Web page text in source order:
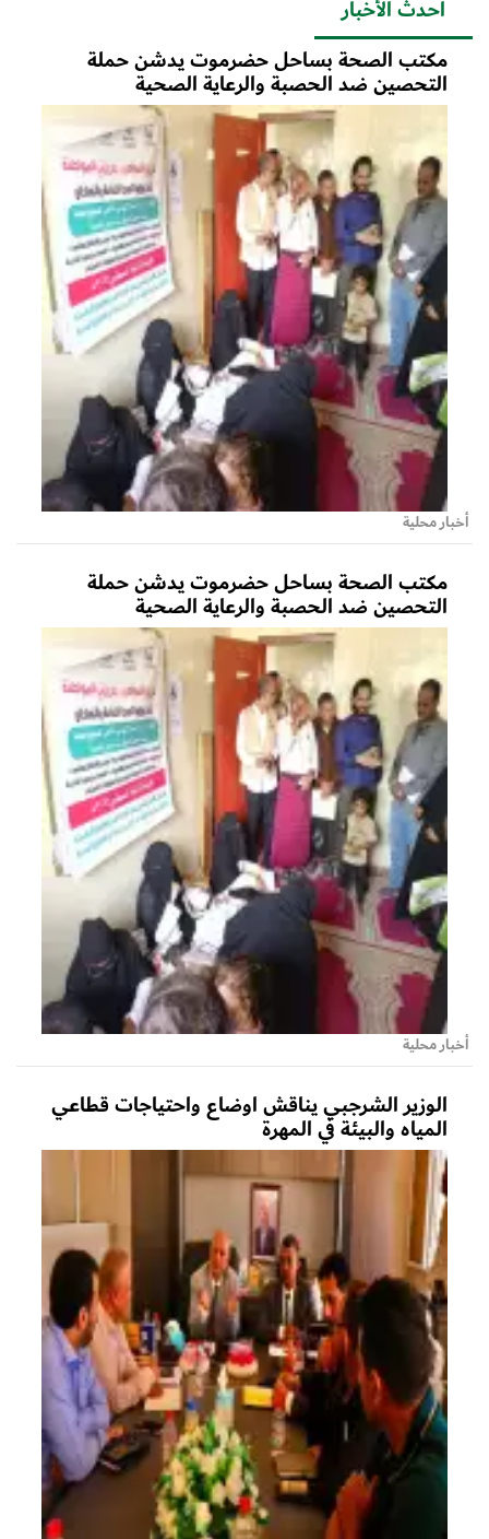
احدث الأخبار
مكتب الصحة بساحل حضرموت يدشن حملة
التحصين ضد الحصبة والرعاية الصحية
أخبار محلية
مكتب الصحة بساحل حضرموت يدشن حملة
التحصين ضد الحصبة والرعاية الصحية
أخبار محلية
الوزير الشرجبي يناقش اوضاع واحتياجات قطاعي
المياه والبيئة في المهرة